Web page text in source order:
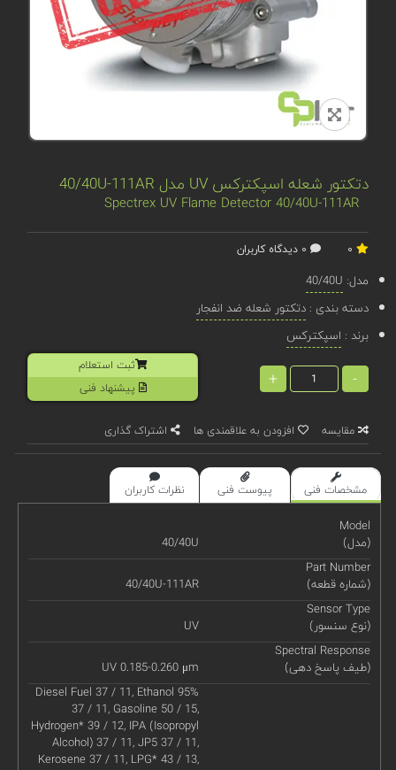
دتکتور شعله اسپکترکس UV مدل 40/40U-111AR
Spectrex UV Flame Detector 40/40U-111AR
مدل: 40/40U
دسته بندی :دتکتور شعله ضد انفجار
برند : اسپکترکس
-
+
ثبت استعلام
پیشنهاد فنی
مقایسه افزودن به علاقمندی ها اشتراک گذاری
مشخصات فنی پیوست فنی نظرات کاربران
Model
(مدل)
40/40U
Part Number
(شماره قطعه)
40/40U-111AR
Sensor Type
(نوع سنسور)
UV
Spectral Response
(طیف پاسخ دهی)
UV 0.185-0.260 μm
Diesel Fuel 37 / 11, Ethanol 95%
37 / 11, Gasoline 50 / 15,
Hydrogen* 39 / 12, IPA (Isopropyl
Alcohol) 37 / 11, JP5 37 / 11,
Kerosene 37 / 11, LPG* 43 / 13,